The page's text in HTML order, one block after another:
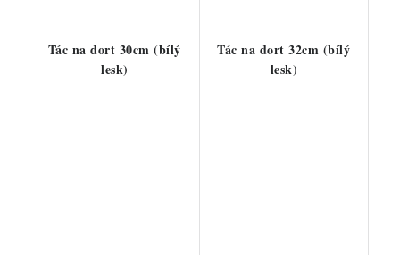
Tác na dort 30cm (bílý
lesk)
Tác na dort 32cm (bílý
lesk)